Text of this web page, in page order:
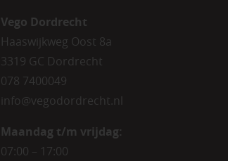
Vego Dordrecht
Haaswijkweg Oost 8a
3319 GC Dordrecht
078 7400049
info@vegodordrecht.nl
Maandag t/m vrijdag:
07:00 – 17:00